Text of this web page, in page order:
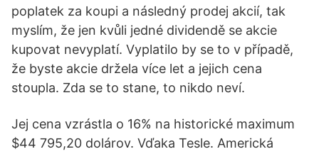
poplatek za koupi a následný prodej akcií, tak
myslím, že jen kvůli jedné dividendě se akcie
kupovat nevyplatí. Vyplatilo by se to v případě,
že byste akcie držela více let a jejich cena
stoupla. Zda se to stane, to nikdo neví.
Jej cena vzrástla o 16% na historické maximum
$44 795,20 dolárov. Vďaka Tesle. Americká